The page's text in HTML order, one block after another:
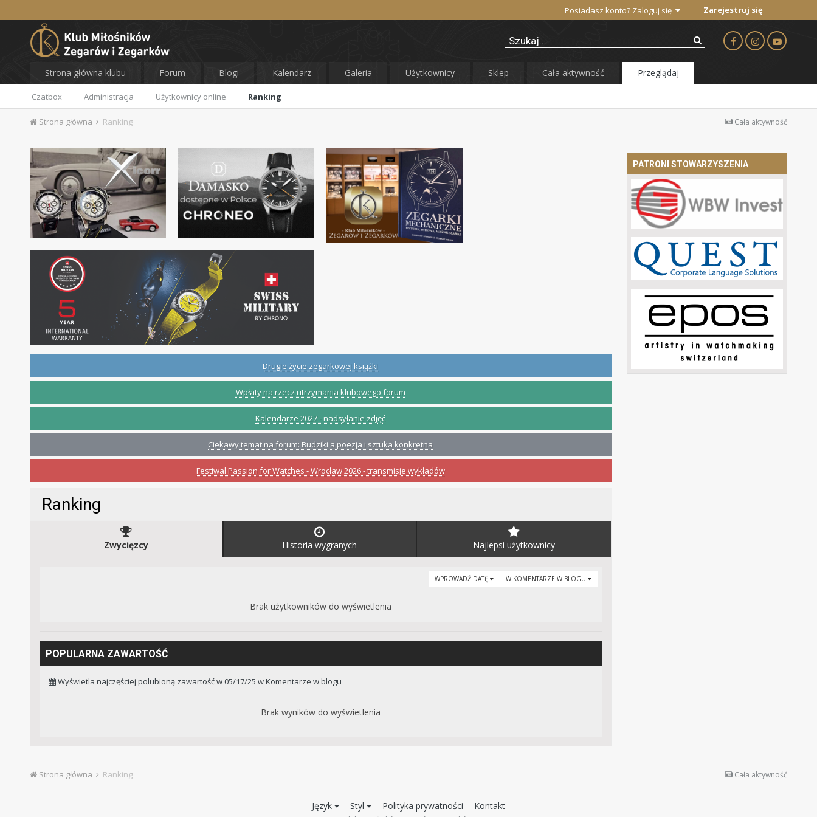
Posiadasz konto? Zaloguj się Zarejestruj się
Strona główna klubu Forum Blogi Kalendarz Galeria Użytkownicy Sklep Cała aktywność Przeglądaj
Czatbox Administracja Użytkownicy online Ranking
Cała aktywność
Strona główna Ranking
Drugie życie zegarkowej książki
Wpłaty na rzecz utrzymania klubowego forum
Kalendarze 2027 - nadsyłanie zdjęć
Ciekawy temat na forum: Budziki a poezja i sztuka konkretna
Festiwal Passion for Watches - Wrocław 2026 - transmisje wykładów
Ranking
Zwycięzcy Historia wygranych Najlepsi użytkownicy
W KOMENTARZE W BLOGU
WPROWADŹ DATĘ
Brak użytkowników do wyświetlenia
POPULARNA ZAWARTOŚĆ
Wyświetla najczęściej polubioną zawartość w 05/17/25 w Komentarze w blogu
Brak wyników do wyświetlenia
PATRONI STOWARZYSZENIA
Cała aktywność
Strona główna Ranking
Język Styl Polityka prywatności Kontakt